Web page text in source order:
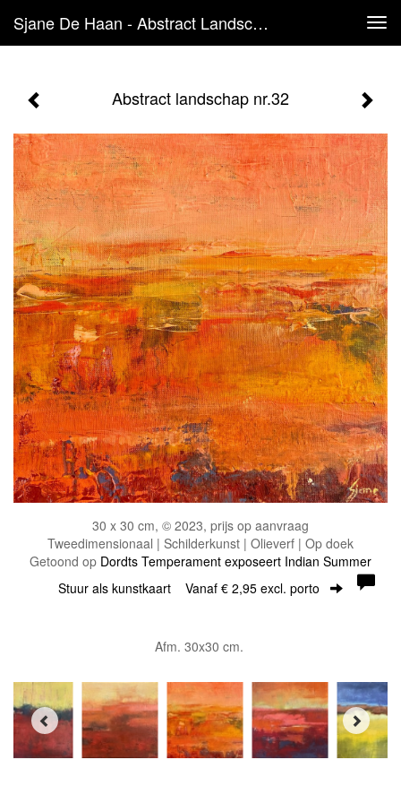
Sjane De Haan - Abstract Landschap Nr.32
Abstract landschap nr.32
30 x 30 cm, © 2023, prijs op aanvraag
Tweedimensionaal | Schilderkunst | Olieverf | Op doek
Getoond op Dordts Temperament exposeert Indian Summer
Stuur als kunstkaart Vanaf € 2,95 excl. porto
Afm. 30x30 cm.